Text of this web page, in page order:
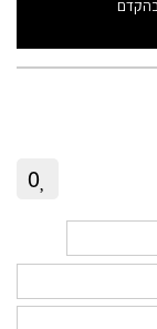
בהקדם
0